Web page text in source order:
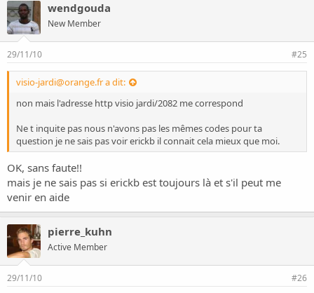
wendgouda
New Member
29/11/10 #25
visio-jardi@orange.fra dit:
non mais l'adresse http visio jardi/2082 me correspond
Ne t inquite pas nous n'avons pas les mêmes codes pour ta
question je ne sais pas voir erickb il connait cela mieux que moi.
OK, sans faute!!
mais je ne sais pas si erickb est toujours là et s'il peut me
venir en aide
pierre_kuhn
Active Member
29/11/10 #26